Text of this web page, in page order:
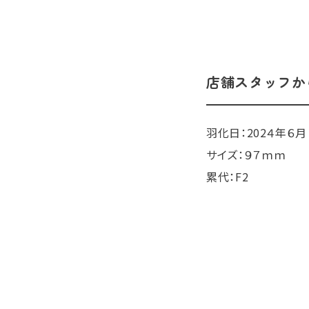
店舗スタッフか
羽化日：202４年６月
サイズ：９７ｍｍ
累代：F2